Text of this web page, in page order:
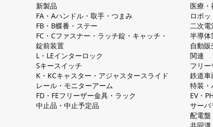
新製品
FA・Aハンドル・取手・つまみ
FB・B蝶番・ステー
FC・Cファスナー・ラッチ錠・キャッチ・
錠前装置
L・LEインターロック
Sキースイッチ
K・KCキャスター・アジャスタースライド
レール・モニターアーム
FD・FEフリーザー金具・ラック
中止品・中止予定品
医療・
ロボ
二次
半導体
自動
関連
フリ
鉄道車
特装・
EV・
サーバ
配電盤